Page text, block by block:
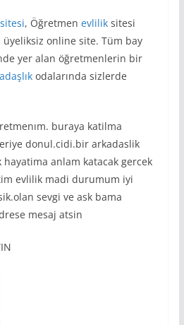
, Öğretmen evliliksitesi
online site. Tüm bay
yer alan öğretmenlerin bir
odalarında sizlerde
buraya katilma
donul.cidi.bir arkadaslik
anlam katacak gercek
evlilik madi durumum iyi
sevgi ve ask bama
mesaj atsin